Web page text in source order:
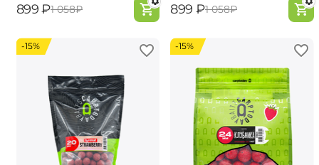
‍899‍ ₽‍1 058‍₽ ‍899‍ ₽‍1 058‍₽
-15% -15%